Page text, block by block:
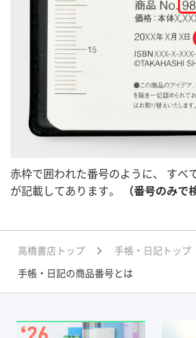
赤枠で囲われた番号のように、
すべ
が記載してあります。
（番号のみで
高橋書店トップ
手帳・日記トップ
手帳・日記の商品番号とは